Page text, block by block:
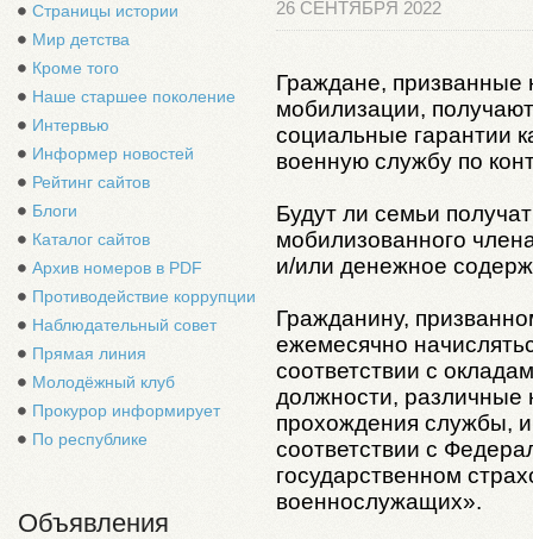
Страницы истории
Мир детства
Кроме того
Наше старшее поколение
Интервью
Информер новостей
Рейтинг сайтов
Блоги
Каталог сайтов
Архив номеров в PDF
Противодействие коррупции
Наблюдательный совет
Прямая линия
Молодёжный клуб
Прокурор информирует
По республике
Объявления
26 СЕНТЯБРЯ 2022
Граждане, призванные
мобилизации,
социальные гарантии
военную службу по
Будут ли семьи
мобилизованного
и/или денежное
Гражданину,
ежемесячно
соответствии с
должности, различные
прохождения службы,
соответствии с
государственном
военнослужащих».